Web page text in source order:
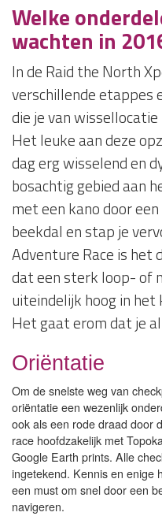
Welke
wachten in
In de Raid the North
verschillende etappes
die je van
Het leuke aan deze
dag erg wisselend en
bosachtig gebied aan
met een kano door
beekdal en stap je
Adventure Race is het
dat een sterk loop- of
uiteindelijk hoog in
Het gaat erom dat je
Oriëntatie
Om de snelste weg van
oriëntatie een wezenlijk
ook als een rode draad door
race hoofdzakelijk met
Google Earth prints. Alle
ingetekend. Kennis en enige
een must om snel door een
navigeren.